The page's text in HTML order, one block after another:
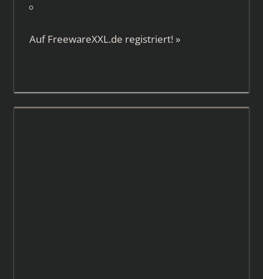
AufFreewareXXL.de registriert! »